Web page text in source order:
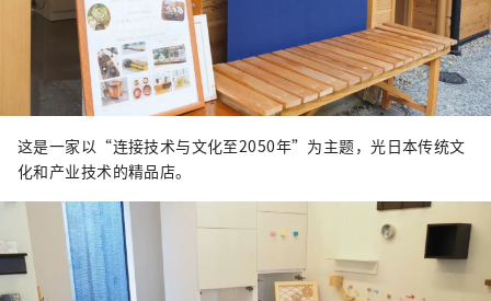
这是一家以“连接技术与文化至2050年”为主题，光日本传统文
化和产业技术的精品店。